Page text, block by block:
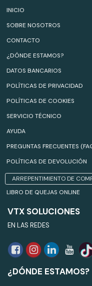
INICIO
SOBRE NOSOTROS
CONTACTO
¿DÓNDE ESTAMOS?
DATOS BANCARIOS
POLÍTICAS DE PRIVACIDAD
POLÍTICAS DE COOKIES
SERVICIO TÉCNICO
AYUDA
PREGUNTAS FRECUENTES
POLÍTICAS DE DEVOLUCIÓN
ARREPENTIMIENTO DE
LIBRO DE QUEJAS ONLINE
VTX SOLUCIONES
EN LAS REDES
¿DÓNDE ESTAMOS?